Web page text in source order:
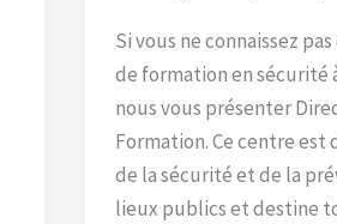
Si vous ne connaissez
de formation en sécurité
nous vous présenter
Formation. Ce centre est
de la sécurité et de la
lieux publics et destine